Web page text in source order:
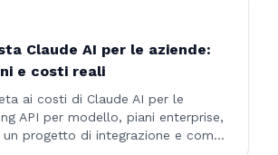
Claude AI per le aziende:
e costi reali
ai costi di Claude AI per le
API per modello, piani enterprise,
progetto di integrazione e come